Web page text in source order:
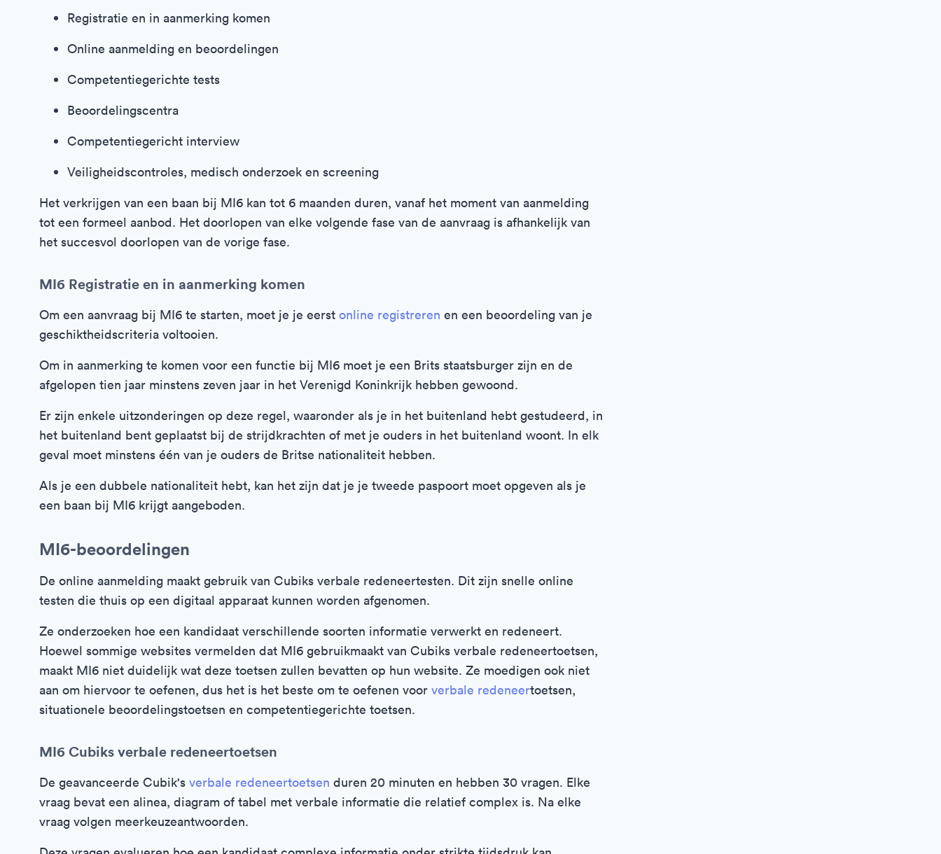
Registratie en in aanmerking komen
Online aanmelding en beoordelingen
Competentiegerichte tests
Beoordelingscentra
Competentiegericht interview
Veiligheidscontroles, medisch onderzoek en screening
Het verkrijgen van een baan bij MI6 kan tot 6 maanden duren, vanaf het moment van aanmelding
tot een formeel aanbod. Het doorlopen van elke volgende fase van de aanvraag is afhankelijk van
het succesvol doorlopen van de vorige fase.
MI6 Registratie en in aanmerking komen
Om een aanvraag bij MI6 te starten, moet je je eerst online registreren en een beoordeling van je
geschiktheidscriteria voltooien.
Om in aanmerking te komen voor een functie bij MI6 moet je een Brits staatsburger zijn en de
afgelopen tien jaar minstens zeven jaar in het Verenigd Koninkrijk hebben gewoond.
Er zijn enkele uitzonderingen op deze regel, waaronder als je in het buitenland hebt gestudeerd, in
het buitenland bent geplaatst bij de strijdkrachten of met je ouders in het buitenland woont. In elk
geval moet minstens één van je ouders de Britse nationaliteit hebben.
Als je een dubbele nationaliteit hebt, kan het zijn dat je je tweede paspoort moet opgeven als je
een baan bij MI6 krijgt aangeboden.
MI6-beoordelingen
De online aanmelding maakt gebruik van Cubiks verbale redeneertesten. Dit zijn snelle online
testen die thuis op een digitaal apparaat kunnen worden afgenomen.
Ze onderzoeken hoe een kandidaat verschillende soorten informatie verwerkt en redeneert.
Hoewel sommige websites vermelden dat MI6 gebruikmaakt van Cubiks verbale redeneertoetsen,
maakt MI6 niet duidelijk wat deze toetsen zullen bevatten op hun website. Ze moedigen ook niet
aan om hiervoor te oefenen, dus het is het beste om te oefenen voor verbale redeneertoetsen,
situationele beoordelingstoetsen en competentiegerichte toetsen.
MI6 Cubiks verbale redeneertoetsen
De geavanceerde Cubik's verbale redeneertoetsen duren 20 minuten en hebben 30 vragen. Elke
vraag bevat een alinea, diagram of tabel met verbale informatie die relatief complex is. Na elke
vraag volgen meerkeuzeantwoorden.